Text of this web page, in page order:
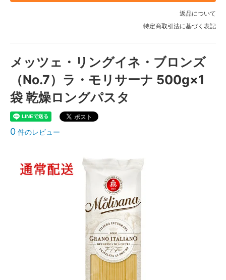
返品について
特定商取引法に基づく表記
メッツェ・リングイネ・ブロンズ
（No.7）ラ・モリサーナ 500g×1
袋 乾燥ロングパスタ
0 件のレビュー